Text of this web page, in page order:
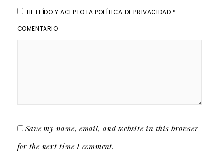
HE LEÍDO Y ACEPTO LAPOLÍTICA DE PRIVACIDAD *
COMENTARIO
Save my name, email, and website in this browser
for the next time I comment.